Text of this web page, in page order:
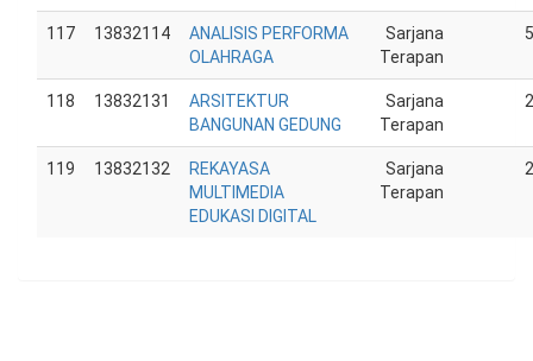
117 13832114
ANALISIS PERFORMA
OLAHRAGA
Sarjana
Terapan
118 13832131
ARSITEKTUR
BANGUNAN GEDUNG
Sarjana
Terapan
119 13832132
REKAYASA
MULTIMEDIA
EDUKASI DIGITAL
Sarjana
Terapan